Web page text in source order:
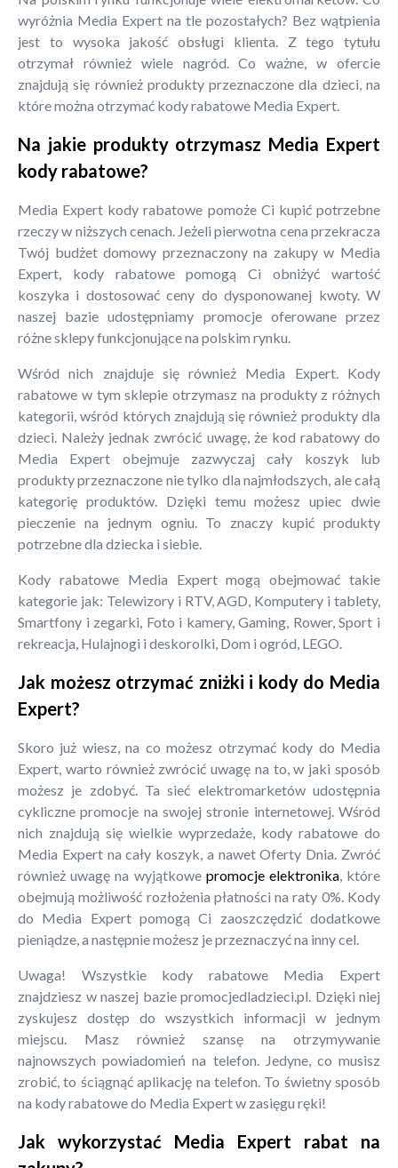
wyróżnia Media Expert na tle pozostałych? Bez wątpienia
jest to wysoka jakość obsługi klienta. Z tego tytułu
otrzymał również wiele nagród. Co ważne, w ofercie
znajdują się również produkty przeznaczone dla dzieci, na
które można otrzymać kody rabatowe Media Expert.
Na jakie produkty otrzymasz Media Expert
kody rabatowe?
Media Expert kody rabatowe pomoże Ci kupić potrzebne
rzeczy w niższych cenach. Jeżeli pierwotna cena przekracza
Twój budżet domowy przeznaczony na zakupy w Media
Expert, kody rabatowe pomogą Ci obniżyć wartość
koszyka i dostosować ceny do dysponowanej kwoty. W
naszej bazie udostępniamy promocje oferowane przez
różne sklepy funkcjonujące na polskim rynku.
Wśród nich znajduje się również Media Expert. Kody
rabatowe w tym sklepie otrzymasz na produkty z różnych
kategorii, wśród których znajdują się również produkty dla
dzieci. Należy jednak zwrócić uwagę, że kod rabatowy do
Media Expert obejmuje zazwyczaj cały koszyk lub
produkty przeznaczone nie tylko dla najmłodszych, ale całą
kategorię produktów. Dzięki temu możesz upiec dwie
pieczenie na jednym ogniu. To znaczy kupić produkty
potrzebne dla dziecka i siebie.
Kody rabatowe Media Expert mogą obejmować takie
kategorie jak: Telewizory i RTV, AGD, Komputery i tablety,
Smartfony i zegarki, Foto i kamery, Gaming, Rower, Sport i
rekreacja, Hulajnogi i deskorolki, Dom i ogród, LEGO.
Jak możesz otrzymać zniżki i kody do Media
Expert?
Skoro już wiesz, na co możesz otrzymać kody do Media
Expert, warto również zwrócić uwagę na to, w jaki sposób
możesz je zdobyć. Ta sieć elektromarketów udostępnia
cykliczne promocje na swojej stronie internetowej. Wśród
nich znajdują się wielkie wyprzedaże, kody rabatowe do
Media Expert na cały koszyk, a nawet Oferty Dnia. Zwróć
również uwagę na wyjątkowepromocje elektronika, które
obejmują możliwość rozłożenia płatności na raty 0%. Kody
do Media Expert pomogą Ci zaoszczędzić dodatkowe
pieniądze, a następnie możesz je przeznaczyć na inny cel.
Uwaga! Wszystkie kody rabatowe Media Expert
znajdziesz w naszej bazie promocjedladzieci.pl. Dzięki niej
zyskujesz dostęp do wszystkich informacji w jednym
miejscu. Masz również szansę na otrzymywanie
najnowszych powiadomień na telefon. Jedyne, co musisz
zrobić, to ściągnąć aplikację na telefon. To świetny sposób
na kody rabatowe do Media Expert w zasięgu ręki!
Jak wykorzystać Media Expert rabat na